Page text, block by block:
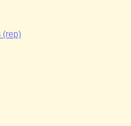
(rep)